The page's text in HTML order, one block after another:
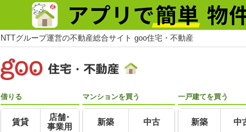
NTTグループ運営の不動産総合サイト goo住宅・不動産
借りる
賃貸
店舗･
事業用
マンションを買う
新築 中古
一戸建てを買う
新築 中